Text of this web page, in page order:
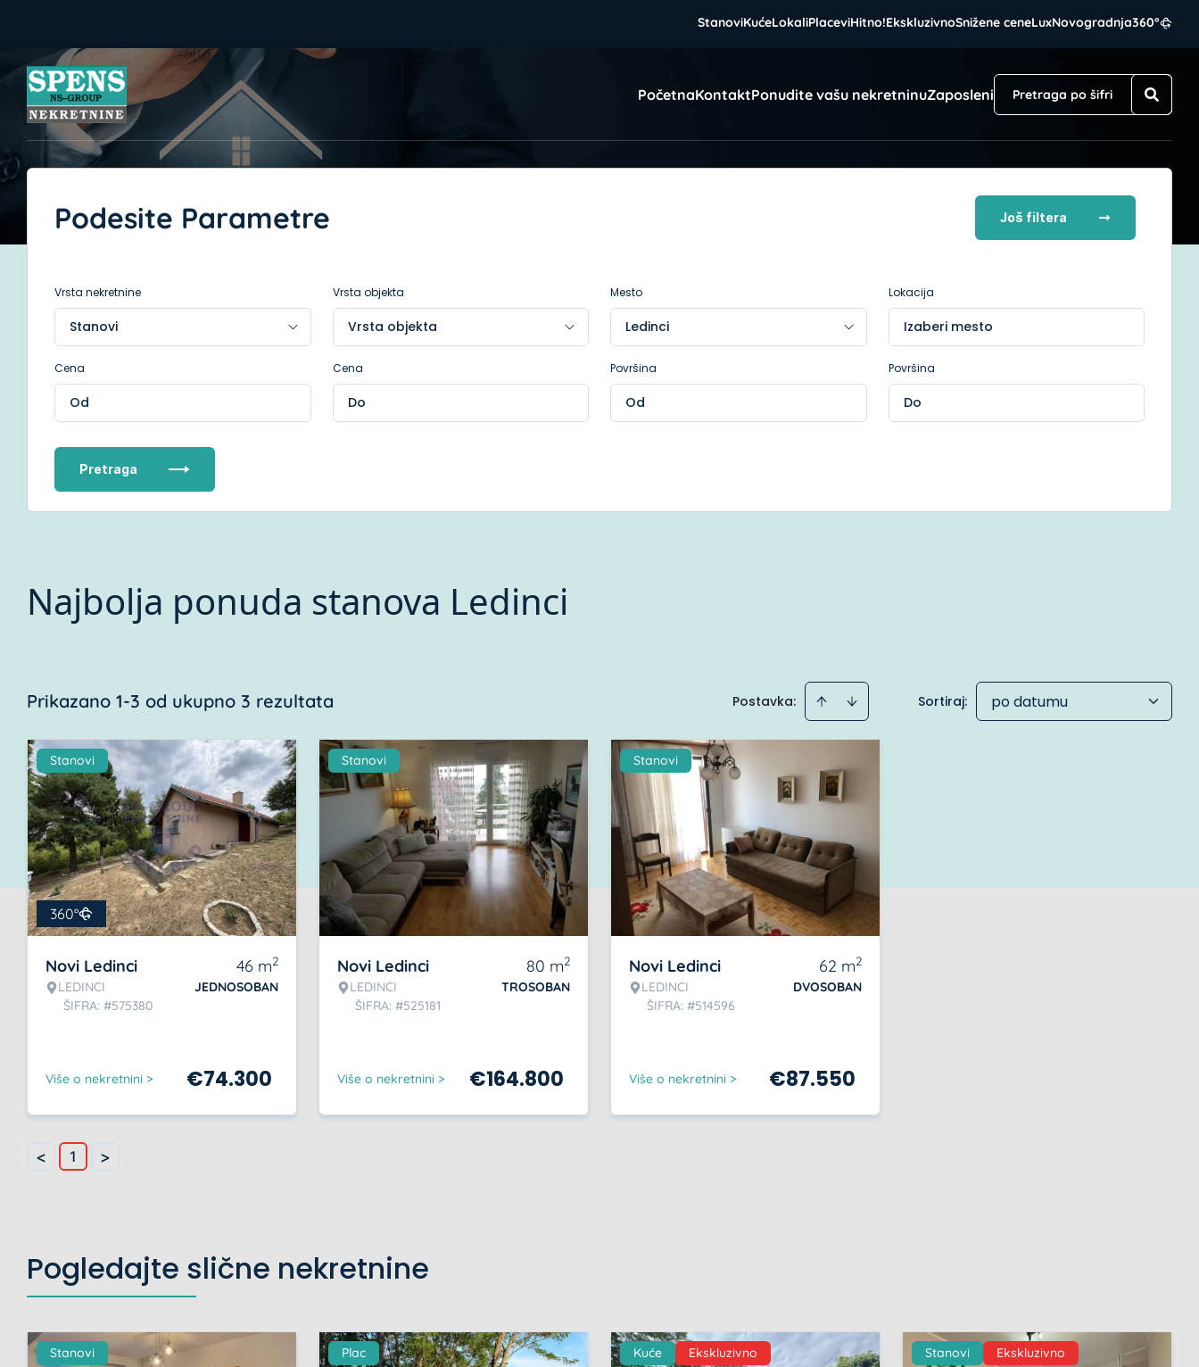
StanoviKućeLokaliPlaceviHitno!EkskluzivnoSnižene ceneLuxNovogradnja360°
PočetnaKontaktPonudite vašu nekretninuZaposleni
Podesite Parametre Još filtera
Vrsta nekretnine Vrsta objekta Mesto Lokacija
Izaberi mesto
Cena Cena Površina Površina
Pretraga
Najbolja ponuda stanova Ledinci
Prikazano 1-3 od ukupno 3 rezultata Postavka: Sortiraj: po datumu
Stanovi
360°
Novi Ledinci
LEDINCI
ŠIFRA: #575380
46 m2
JEDNOSOBAN
Više o nekretnini > €74.300
Stanovi
Novi Ledinci
LEDINCI
ŠIFRA: #525181
80 m2
TROSOBAN
Više o nekretnini > €164.800
Stanovi
Novi Ledinci
LEDINCI
ŠIFRA: #514596
62 m2
DVOSOBAN
Više o nekretnini > €87.550
< 1 >
Pogledajte slične nekretnine
Stanovi Plac Kuće Ekskluzivno Stanovi Ekskluzivno